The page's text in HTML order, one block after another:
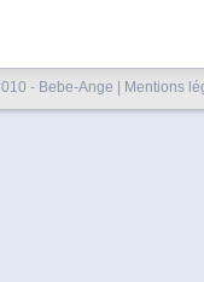
- Bebe-Ange | Mentions